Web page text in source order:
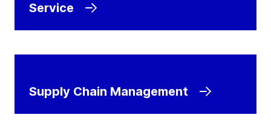
Service
Supply Chain Management